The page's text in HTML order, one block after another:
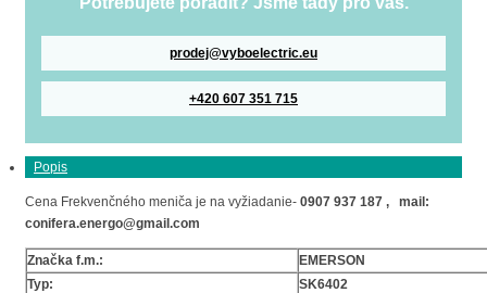
prodej@vyboelectric.eu
+420 607 351 715
Popis
Cena Frekvenčného meniča je na vyžiadanie- 0907 937 187 , mail:
conifera.energo@gmail.com
Značka f.m.:
EMERSON
Typ:
SK6402